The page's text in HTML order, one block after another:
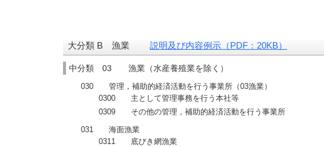
大分類 B 漁業 説明及び内容例示（PDF：20KB）
中分類 03 漁業（水産養殖業を除く）
030 管理，補助的経済活動を行う事業所（03漁業）
0300 主として管理事務を行う本社等
0309 その他の管理，補助的経済活動を行う事業所
031 海面漁業
0311 底びき網漁業